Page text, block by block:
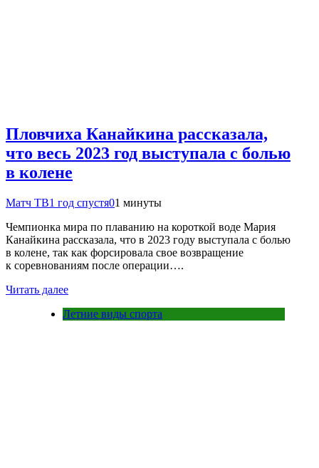
Пловчиха Канайкина рассказала,
что весь 2023 год выступала с болью
в колене
Матч ТВ1 год спустя01 минуты
Чемпионка мира по плаванию на короткой воде Мария
Канайкина рассказала, что в 2023 году выступала с болью
в колене, так как форсировала свое возвращение
к соревнованиям после операции….
Читать далее
Летние виды спорта